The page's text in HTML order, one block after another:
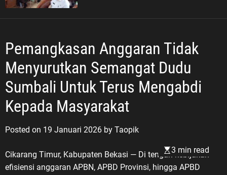
Pemangkasan Anggaran Tidak
Menyurutkan Semangat Dudu
Sumbali Untuk Terus Mengabdi
Kepada Masyarakat
Posted on 19 Januari 2026 by Taopik
3 min read
Cikarang Timur, Kabupaten Bekasi — Di tengah kebijakan
efisiensi anggaran APBN, APBD Provinsi, hingga APBD